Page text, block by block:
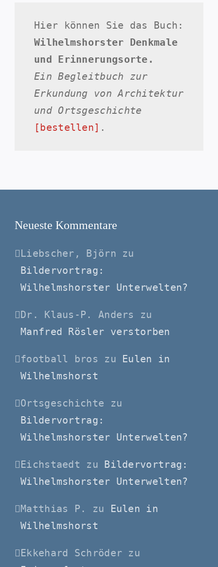
Hier können Sie das Buch:
Wilhelmshorster Denkmale
und Erinnerungsorte.
Ein Begleitbuch zur
Erkundung von Architektur
und Ortsgeschichte
[bestellen] .
Neueste Kommentare
Liebscher, Björn zu
Bildervortrag:
Wilhelmshorster Unterwelten?
Dr. Klaus-P. Anders
zu
Manfred Rösler verstorben
football bros zu Eulen in
Wilhelmshorst
Ortsgeschichte zu
Bildervortrag:
Wilhelmshorster Unterwelten?
Eichstaedt zu Bildervortrag:
Wilhelmshorster Unterwelten?
Matthias P. zu
Eulen in
Wilhelmshorst
Ekkehard Schröder zu